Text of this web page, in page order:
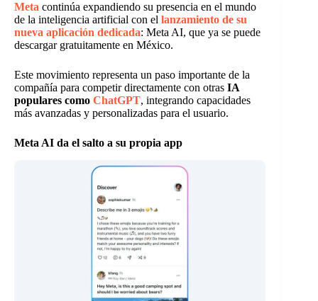
Meta continúa expandiendo su presencia en el mundo
de la inteligencia artificial con el lanzamiento de su
nueva aplicación dedicada: Meta AI, que ya se puede
descargar gratuitamente en México.
Este movimiento representa un paso importante de la
compañía para competir directamente con otras IA
populares como ChatGPT, integrando capacidades
más avanzadas y personalizadas para el usuario.
Meta AI da el salto a su propia app